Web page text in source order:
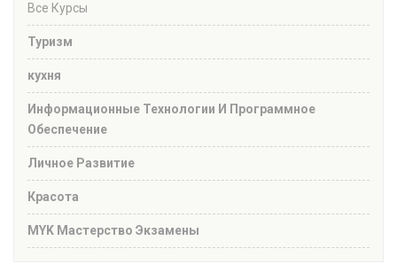
Все Курсы
Туризм
кухня
Информационные Технологии И Программное
Обеспечение
Личное Развитие
Красота
MYK Мастерство Экзамены